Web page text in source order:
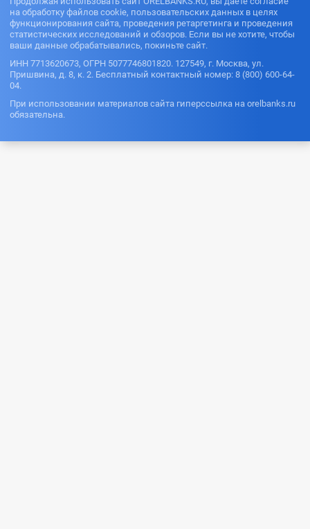
на обработку файлов cookie, пользовательских данных в целях
функционирования сайта, проведения ретаргетинга и проведения
статистических исследований и обзоров. Если вы не хотите, чтобы
ваши данные обрабатывались, покиньте сайт.
ИНН 7713620673, ОГРН 5077746801820. 127549, г. Москва, ул.
Пришвина, д. 8, к. 2. Бесплатный контактный номер: 8 (800) 600-64-
04.
При использовании материалов сайта гиперссылка на orelbanks.ru
обязательна.